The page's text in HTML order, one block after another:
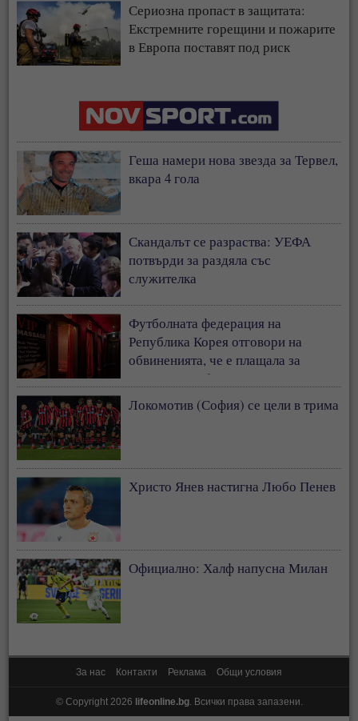
Сериозна пропаст в защитата:
Екстремните горещини и пожарите
в Европа поставят под риск
Геша намери нова звезда за Тервел,
вкара 4 гола
Скандалът се разраства: УЕФА
потвърди за раздяла със
служителка
Футболната федерация на
Република Корея отговори на
обвиненията, че е плащала за
сексуални забавления на съдии
Локомотив (София) се цели в трима
Христо Янев настигна Любо Пенев
Официално: Халф напусна Милан
За нас Контакти Реклама Общи условия
© Copyright 2026 lifeonline.bg. Всички права запазени.